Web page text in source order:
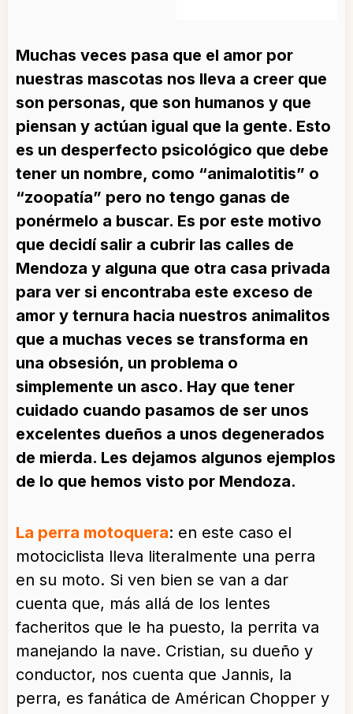
Muchas veces pasa que el amor por
nuestras mascotas nos lleva a creer que
son personas, que son humanos y que
piensan y actúan igual que la gente. Esto
es un desperfecto psicológico que debe
tener un nombre, como “animalotitis” o
“zoopatía” pero no tengo ganas de
ponérmelo a buscar. Es por este motivo
que decidí salir a cubrir las calles de
Mendoza y alguna que otra casa privada
para ver si encontraba este exceso de
amor y ternura hacia nuestros animalitos
que a muchas veces se transforma en
una obsesión, un problema o
simplemente un asco. Hay que tener
cuidado cuando pasamos de ser unos
excelentes dueños a unos degenerados
de mierda. Les dejamos algunos ejemplos
de lo que hemos visto por Mendoza.
La perra motoquera: en este caso el
motociclista lleva literalmente una perra
en su moto. Si ven bien se van a dar
cuenta que, más allá de los lentes
facheritos que le ha puesto, la perrita va
manejando la nave. Cristian, su dueño y
conductor, nos cuenta que Jannis, la
perra, es fanática de Américan Chopper y